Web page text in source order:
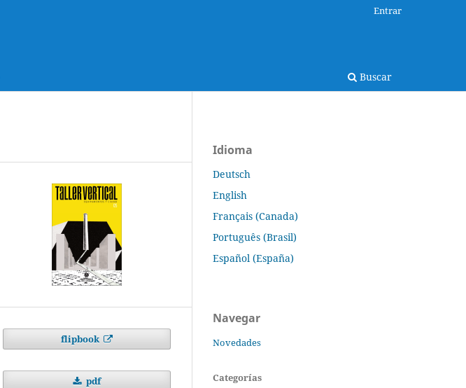
Buscar
Entrar
flipbook
pdf
Idioma
Deutsch
English
Français (Canada)
Português (Brasil)
Español (España)
Navegar
Novedades
Categorías